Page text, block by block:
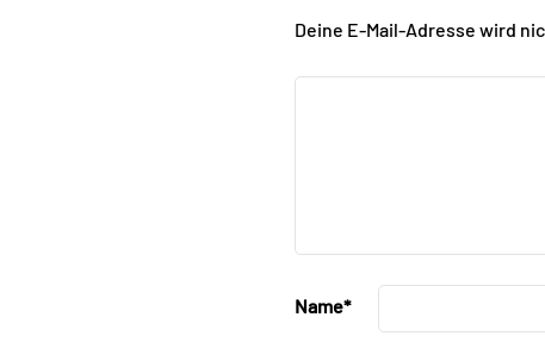
Deine E-Mail-Adresse wird
Name*